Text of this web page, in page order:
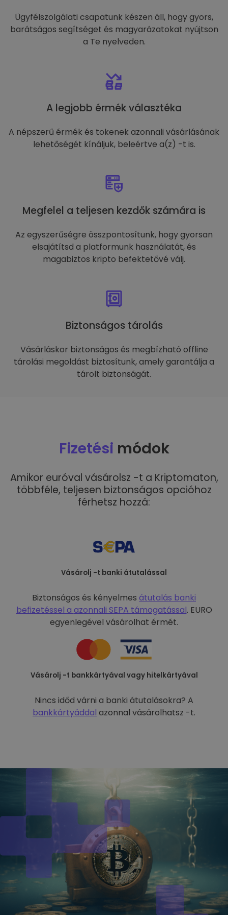
Ügyfélszolgálati csapatunk készen áll, hogy gyors,
barátságos segítséget és magyarázatokat nyújtson
a Te nyelveden.
A legjobb érmék választéka
A népszerű érmék és tokenek azonnali vásárlásának
lehetőségét kínáljuk, beleértve a(z) -t is.
Megfelel a teljesen kezdők számára is
Az egyszerűségre összpontosítunk, hogy gyorsan
elsajátítsd a platformunk használatát, és
magabiztos kripto befektetővé válj.
Biztonságos tárolás
Vásárláskor biztonságos és megbízható offline
tárolási megoldást biztosítunk, amely garantálja a
tárolt biztonságát.
Fizetési módok
Amikor euróval vásárolsz -t a Kriptomaton,
többféle, teljesen biztonságos opcióhoz
férhetsz hozzá:
Vásárolj -t banki átutalással
Biztonságos és kényelmes átutalás banki
befizetéssel a azonnali SEPA támogatással. EURO
egyenlegével vásárolhat érmét.
Vásárolj -t bankkártyával vagy hitelkártyával
Nincs időd várni a banki átutalásokra? A
bankkártyáddal azonnal vásárolhatsz -t.